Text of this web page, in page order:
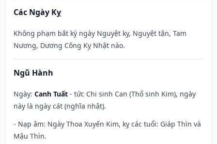
Các Ngày Kỵ
Không phạm bất kỳ ngày Nguyệt kỵ, Nguyệt tận, Tam
Nương, Dương Công Kỵ Nhật nào.
Ngũ Hành
Ngày: Canh Tuất - tức Chi sinh Can (Thổ sinh Kim), ngày
này là ngày cát (nghĩa nhật).
- Nạp âm: Ngày Thoa Xuyến Kim, kỵ các tuổi: Giáp Thìn và
Mậu Thìn.